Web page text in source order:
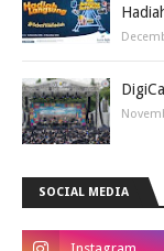
SOCIAL MEDIA